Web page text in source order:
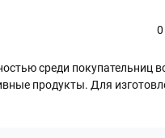
среди покупательниц
продукты. Для